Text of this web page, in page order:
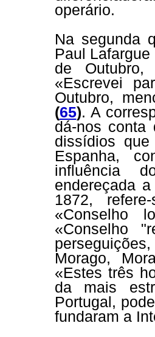
operário.
Na segunda
Paul
de
«Escrevei
Outubro,
(65). A
dá-nos conta
dissídios
Espanha,
influência
endereçada
1872,
«Conselho
«Conselho
Morago,
«Estes três
da mais
Portugal,
fundaram a